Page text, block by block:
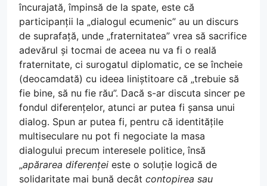
încurajată, împinsă de la spate, este că
participanții la „dialogul ecumenic” au un discurs
de suprafață, unde „fraternitatea” vrea să sacrifice
adevărul și tocmai de aceea nu va fi o reală
fraternitate, ci surogatul diplomatic, ce se încheie
(deocamdată) cu ideea liniștitoare că „trebuie să
fie bine, să nu fie rău”. Dacă s-ar discuta sincer pe
fondul diferențelor, atunci ar putea fi șansa unui
dialog. Spun ar putea fi, pentru că identitățile
multiseculare nu pot fi negociate la masa
dialogului precum interesele politice, însă
„apărarea diferenței este o soluție logică de
solidaritate mai bună decât contopirea sau